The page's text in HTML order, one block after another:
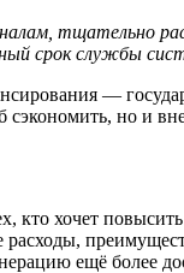
тщательно
срок службы
—
но и
хочет
ещё более